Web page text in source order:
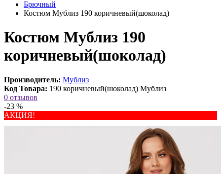
Брючный
Костюм Мублиз 190 коричневый(шоколад)
Костюм Мублиз 190
коричневый(шоколад)
Производитель: Мублиз
Код Товара: 190 коричневый(шоколад) Мублиз
0 отзывов
-23 %
АКЦИЯ!